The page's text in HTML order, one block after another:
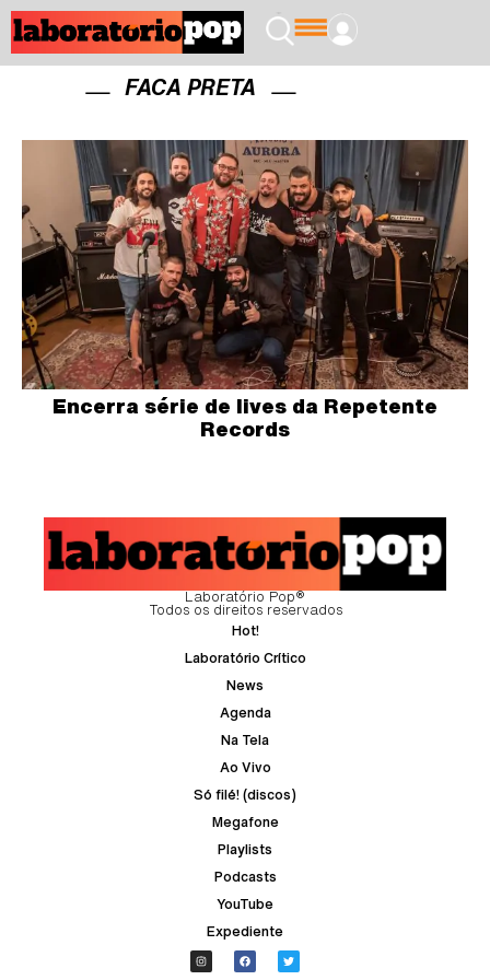
FACA PRETA
Encerra série de lives da Repetente
Records
Laboratório Pop®
Todos os direitos reservados
Hot!
Laboratório Crítico
News
Agenda
Na Tela
Ao Vivo
Só filé! (discos)
Megafone
Playlists
Podcasts
YouTube
Expediente